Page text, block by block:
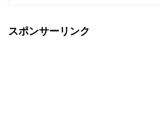
スポンサーリンク